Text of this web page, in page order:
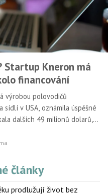
Startup Kneron má
financování
výrobou polovodičů
v USA, oznámila úspěšné
dalších 49 milionů dolarů,
články
prodlužují život bez